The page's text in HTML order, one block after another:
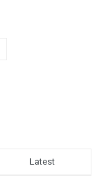
Latest